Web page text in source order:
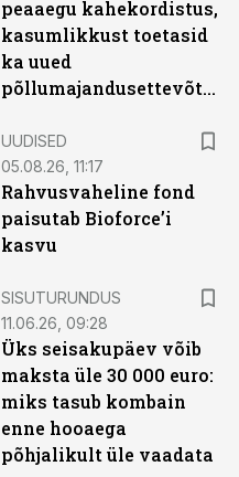
peaaegu kahekordistus,
kasumlikkust toetasid
ka uued
põllumajandusettevõtted
UUDISED
05.08.26, 11:17
Rahvusvaheline fond
paisutab Bioforce’i
kasvu
SISUTURUNDUS
11.06.26, 09:28
Üks seisakupäev võib
maksta üle 30 000 euro:
miks tasub kombain
enne hooaega
põhjalikult üle vaadata